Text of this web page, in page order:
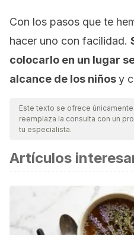
Con los pasos que te
hacer uno con facilidad.
colocarlo en un lugar
alcance de los niñosy
Este texto se ofrece
reemplaza la consulta con un
tu especialista.
Artículos